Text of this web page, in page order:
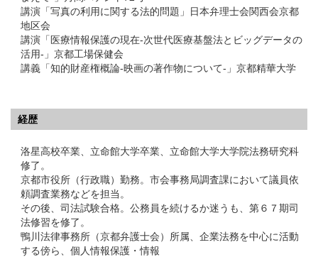
講演「写真の利用に関する法的問題」日本弁理士会関西会京都
地区会
講演「医療情報保護の現在-次世代医療基盤法とビッグデータの
活用-」京都工場保健会
講義「知的財産権概論-映画の著作物について-」京都精華大学
経歴
洛星高校卒業、立命館大学卒業、立命館大学大学院法務研究科
修了。
京都市役所（行政職）勤務。市会事務局調査課において議員依
頼調査業務などを担当。
その後、司法試験合格。公務員を続けるか迷うも、第６７期司
法修習を修了。
鴨川法律事務所（京都弁護士会）所属、企業法務を中心に活動
する傍ら、個人情報保護・情報